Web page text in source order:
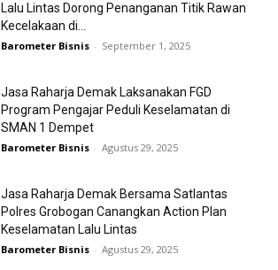
Lalu Lintas Dorong Penanganan Titik Rawan
Kecelakaan di...
Barometer Bisnis - September 1, 2025
Jasa Raharja Demak Laksanakan FGD
Program Pengajar Peduli Keselamatan di
SMAN 1 Dempet
Barometer Bisnis - Agustus 29, 2025
Jasa Raharja Demak Bersama Satlantas
Polres Grobogan Canangkan Action Plan
Keselamatan Lalu Lintas
Barometer Bisnis - Agustus 29, 2025